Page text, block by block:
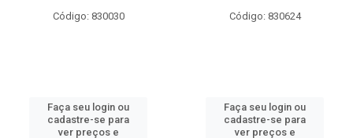
Código: 830030
Faça seu login ou
cadastre-se para
ver preços e
Código: 830624
Faça seu login ou
cadastre-se para
ver preços e